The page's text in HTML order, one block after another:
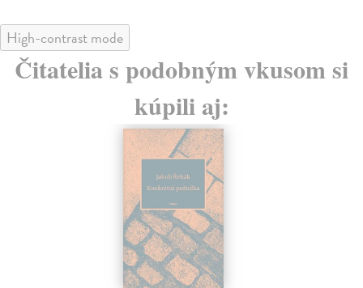
High-contrast mode
Čitatelia s podobným vkusom si
kúpili aj: